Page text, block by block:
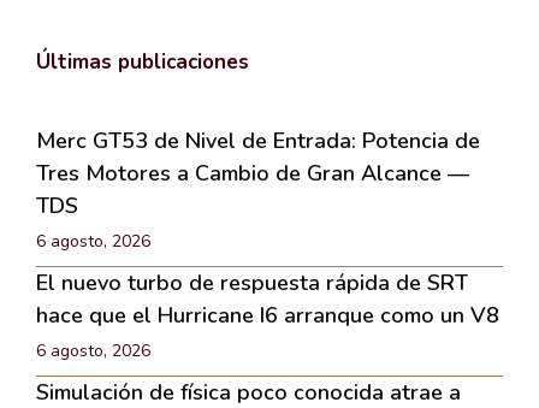
Últimas publicaciones
Merc GT53 de Nivel de Entrada: Potencia de
Tres Motores a Cambio de Gran Alcance —
TDS
6 agosto, 2026
El nuevo turbo de respuesta rápida de SRT
hace que el Hurricane I6 arranque como un V8
6 agosto, 2026
Simulación de física poco conocida atrae a